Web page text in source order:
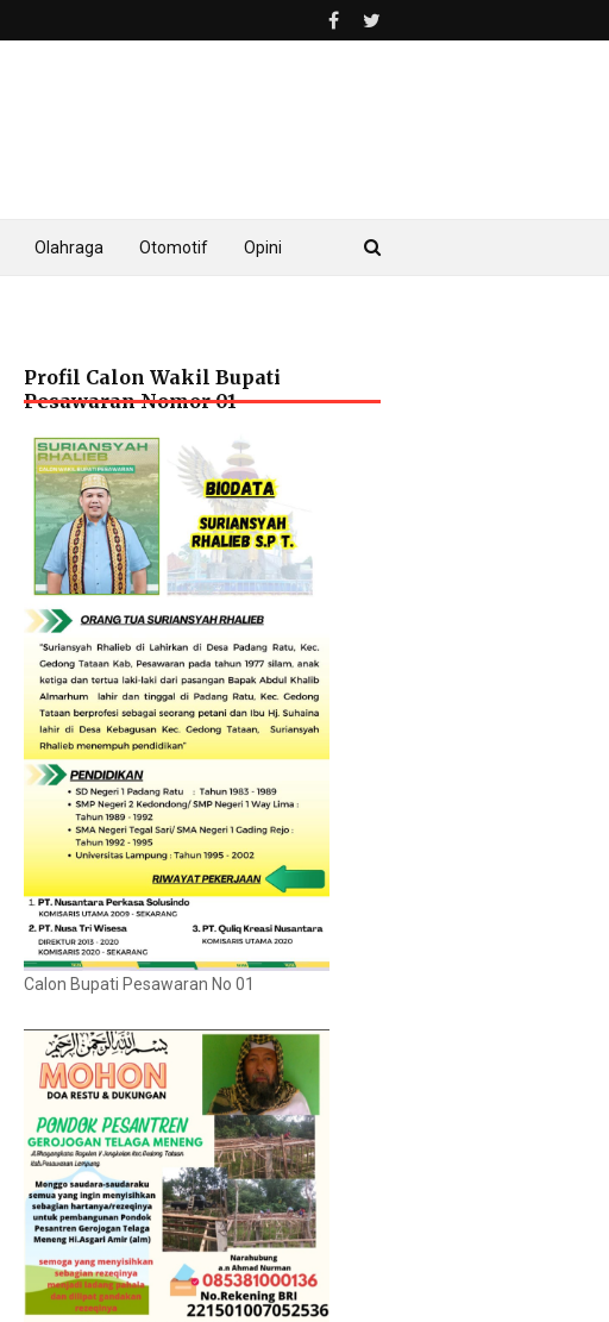
Olahraga Otomotif Opini
Profil Calon Wakil Bupati
Pesawaran Nomor 01
Calon Bupati Pesawaran No 01